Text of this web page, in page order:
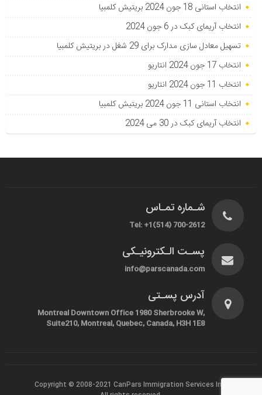
انتخاب استانی 18 جون 2024 بریتیش کلمبیا
انتخاب آریمای کبک در 6 جون 2024
تسهیل معادل سازی مدارک برای 29 شغل در بریتیش کلمبیا
انتخاب 17 جون 2024 انتاریو
انتخاب 11 جون 2024 انتاریو
انتخاب استانی 11 جون 2024 بریتیش کلمبیا
انتخاب آریمای کبک در 30 می 2024
شـماره تمـاس
Tel: +1(514) 700-2612
پسـت الـکترونیـکی
info@parscanada.com
آدرس پسـتی
Montreal Downtown Office 1980 Sherbrooke W,
Suite210, Montreal, Quebec, Canada, H3H 1E8
Copyright © 2008-2021 CanPars Immigration Services Inc.